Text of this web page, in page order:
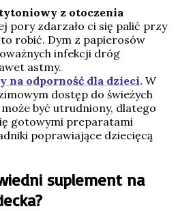
z otoczenia
pory zdarzało ci się palić przy
robić. Dym z papierosów
infekcji dróg
astmy.
na odporność dla dzieci. W
dostęp do świeżych
być utrudniony, dlatego
gotowymi preparatami
poprawiające dziecięcą
suplement na